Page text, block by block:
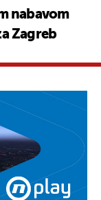
nabavom
Zagreb